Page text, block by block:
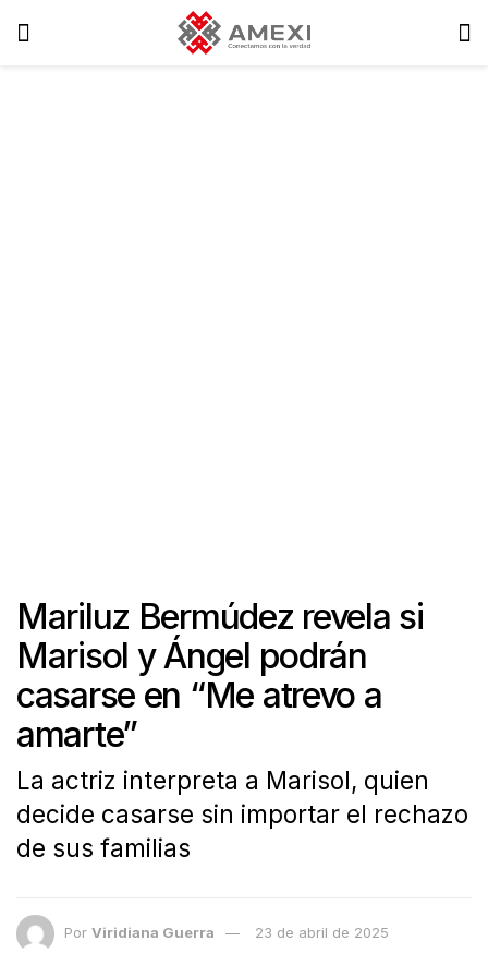
Mariluz Bermúdez revela si
Marisol y Ángel podrán
casarse en “Me atrevo a
amarte”
La actriz interpreta a Marisol, quien
decide casarse sin importar el rechazo
de sus familias
Por Viridiana Guerra 23 de abril de 2025